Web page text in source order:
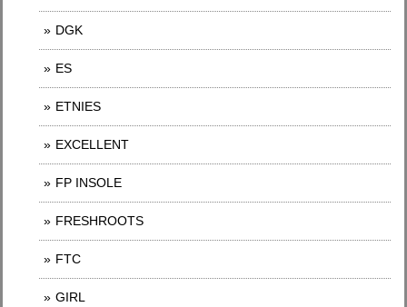
DGK
ES
ETNIES
EXCELLENT
FP INSOLE
FRESHROOTS
FTC
GIRL